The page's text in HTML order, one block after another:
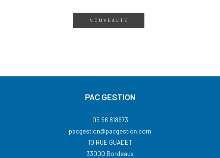
NOUVEAUTÉ
PAC GESTION
05 56 818673
pacgestion@pacgestion.com
10 RUE GUADET
33000
Bordeaux